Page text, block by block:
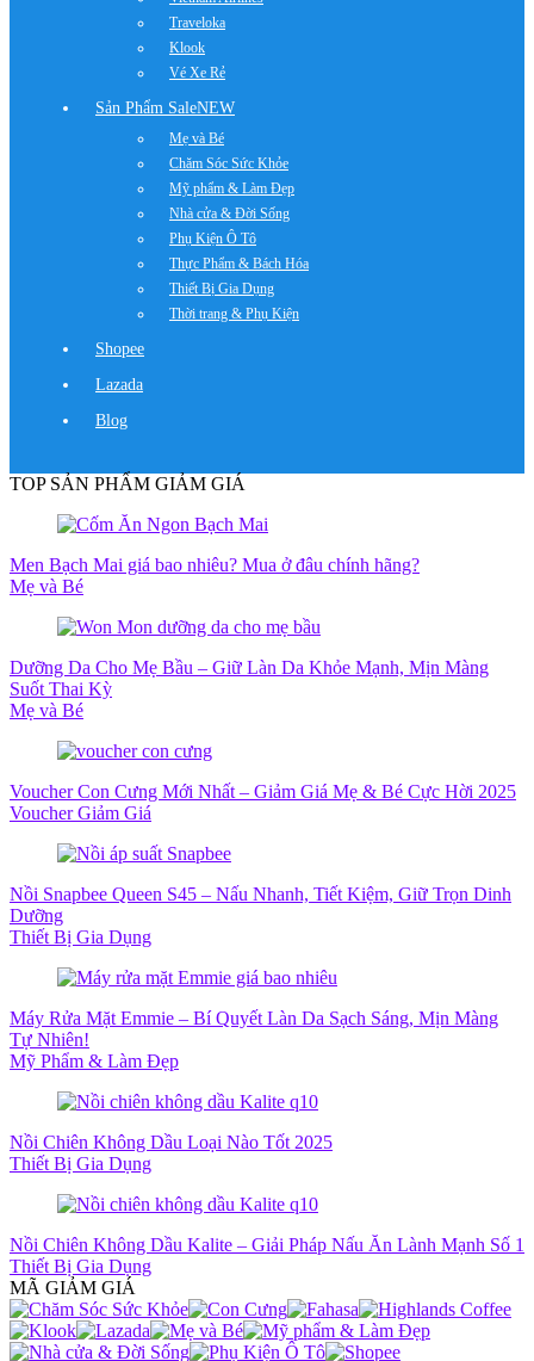
Traveloka
Klook
Vé Xe Rẻ
Sản Phẩm SaleNEW
Mẹ và Bé
Chăm Sóc Sức Khỏe
Mỹ phẩm & Làm Đẹp
Nhà cửa & Đời Sống
Phụ Kiện Ô Tô
Thực Phẩm & Bách Hóa
Thiết Bị Gia Dụng
Thời trang & Phụ Kiện
Shopee
Lazada
Blog
TOP SẢN PHẨM GIẢM GIÁ
Men Bạch Mai giá bao nhiêu? Mua ở đâu chính hãng?
Mẹ và Bé
Dưỡng Da Cho Mẹ Bầu – Giữ Làn Da Khỏe Mạnh, Mịn Màng
Suốt Thai Kỳ
Mẹ và Bé
Voucher Con Cưng Mới Nhất – Giảm Giá Mẹ & Bé Cực Hời 2025
Voucher Giảm Giá
Nồi Snapbee Queen S45 – Nấu Nhanh, Tiết Kiệm, Giữ Trọn Dinh
Dưỡng
Thiết Bị Gia Dụng
Máy Rửa Mặt Emmie – Bí Quyết Làn Da Sạch Sáng, Mịn Màng
Tự Nhiên!
Mỹ Phẩm & Làm Đẹp
Nồi Chiên Không Dầu Loại Nào Tốt 2025
Thiết Bị Gia Dụng
Nồi Chiên Không Dầu Kalite – Giải Pháp Nấu Ăn Lành Mạnh Số 1
Thiết Bị Gia Dụng
MÃ GIẢM GIÁ